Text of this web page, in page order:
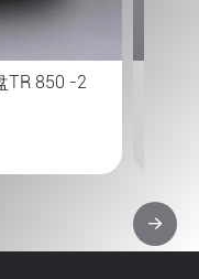
TR 850 -2